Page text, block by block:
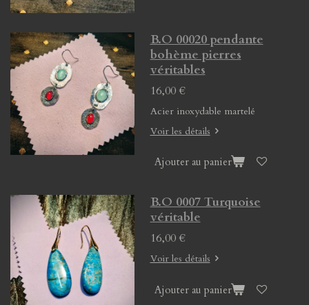
B.O 00020 pendante
bohème pierres
véritables
16,00 €
Acier inoxydable martelé
Voir les détails
Ajouter au panier
B.O 0007 Turquoise
véritable
16,00 €
Voir les détails
Ajouter au panier